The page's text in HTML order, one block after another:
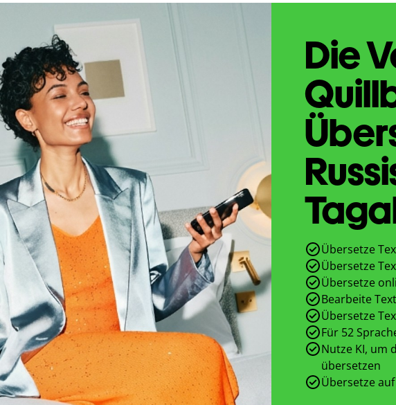
Die
Übersetze
Übersetze
Übersetze
Bearbeite
Übersetze
Für 52
Nutze KI, um
übersetzen
Übersetze